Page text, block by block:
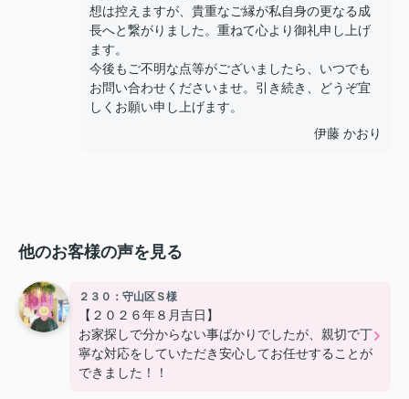
想は控えますが、貴重なご縁が私自身の更なる成
長へと繋がりました。重ねて心より御礼申し上げ
ます。
今後もご不明な点等がございましたら、いつでも
お問い合わせくださいませ。引き続き、どうぞ宜
しくお願い申し上げます。
伊藤 かおり
他のお客様の声を見る
２３０：守山区Ｓ様
【２０２６年８月吉日】
お家探しで分からない事ばかりでしたが、親切で丁
寧な対応をしていただき安心してお任せすることが
できました！！